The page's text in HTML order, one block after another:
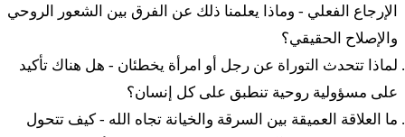
מט
עַל פִּי יְדוָד פָּקַד אוֹתָם בְּיַד מֹשֶׁה אִישׁ אִישׁ
עַל עֲבֹדָתוֹ וְעַל מַשָּׂאוֹ וּפְקֻדָיו אֲשֶׁר צִוָּה יְדוָד אֶת
מֹשֶׁה׃
الإرجاع الفعلي - وماذا يعلمنا ذلك عن الفرق بين الشعور الروحي
والإصلاح الحقيقي؟
لماذا تتحدث التوراة عن رجل أو امرأة يخطئان - هل هناك تأكيد
على مسؤولية روحية تنطبق على كل إنسان؟
ما العلاقة العميقة بين السرقة والخيانة تجاه الله - كيف تتحول